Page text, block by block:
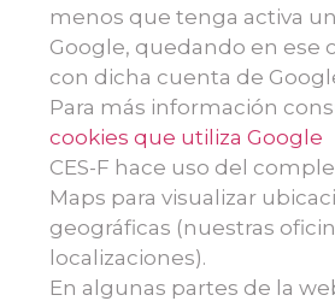
menos que tenga activa
Google, quedando en ese
con dicha cuenta de
Para más información
cookies que utiliza Google
CES-F hace uso del
Maps para visualizar
geográficas (nuestras
localizaciones).
En algunas partes de la